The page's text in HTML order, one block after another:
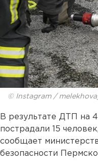
© Instagram /
В результате ДТП на
пострадали 15
сообщает
безопасности